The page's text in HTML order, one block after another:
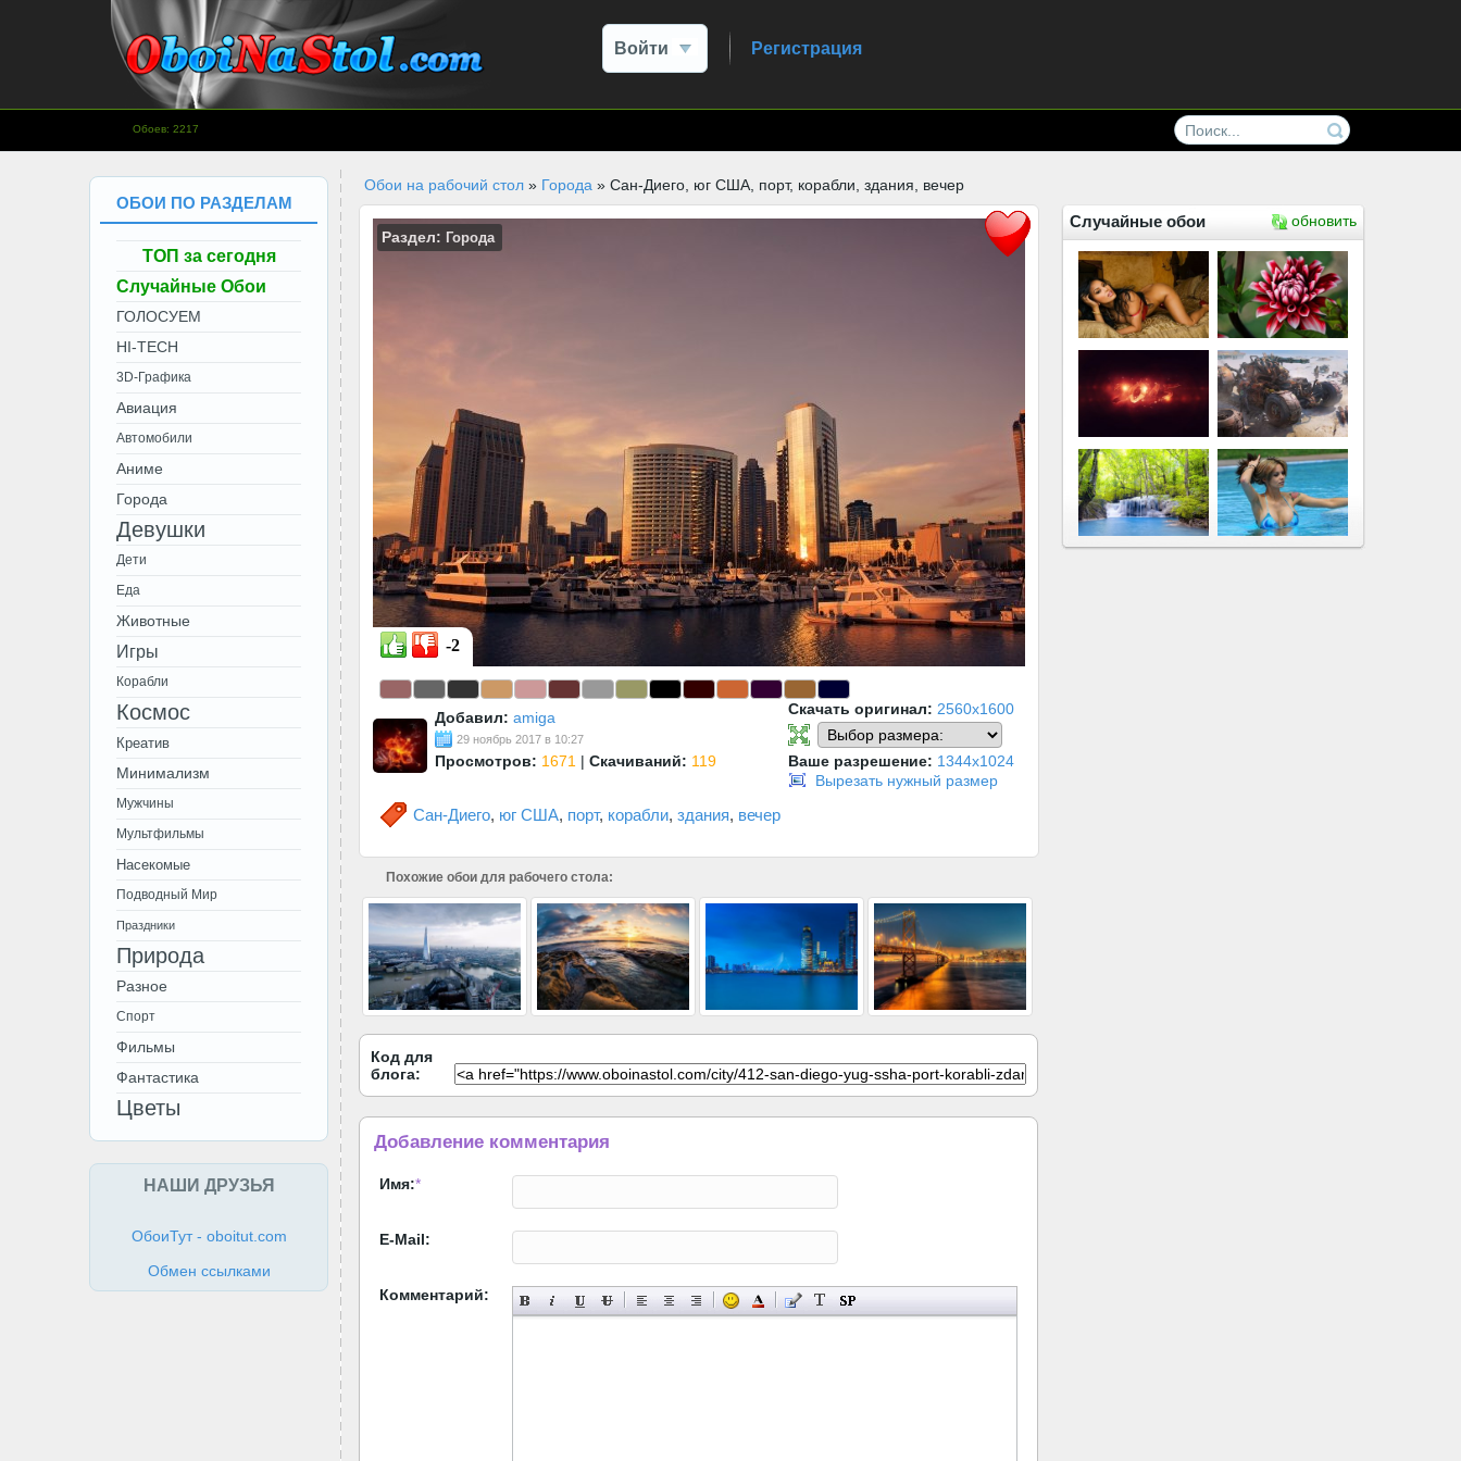
www.OboiNaStol.com - Обои на
Войти Регистрация
Обоев: 2217
Обои на рабочий стол » Города » Сан-Диего, юг США, порт, корабли, здания, вечер
Сан-Диего, юг США, порт, корабли, здания, вечер
Добавил: amiga
29 ноябрь 2017 в 10:27
Просмотров: 1671 | Скачиваний: 119
-2
Скачать оригинал: 2560x1600
Ваше разрешение: 1344x1024
Вырезать нужный размер
Раздел: Города
Случайные обои обновить
Похожие обои для рабочего стола:
Код для
блога:
Добавление комментария
Имя:*
E-Mail:
Комментарий:
ОБОИ ПО РАЗДЕЛАМ
ТОП за сегодня
Случайные Обои
ГОЛОСУЕМ
HI-TECH
3D-Графика
Авиация
Автомобили
Аниме
Города
Девушки
Дети
Еда
Животные
Игры
Корабли
Космос
Креатив
Минимализм
Мужчины
Мультфильмы
Насекомые
Подводный Мир
Праздники
Природа
Разное
Спорт
Фильмы
Фантастика
Цветы
НАШИ ДРУЗЬЯ
ОбоиТут - oboitut.com
Обмен ссылками